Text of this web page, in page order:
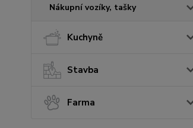
Nákupní vozíky, tašky
Kuchyně
Stavba
Farma